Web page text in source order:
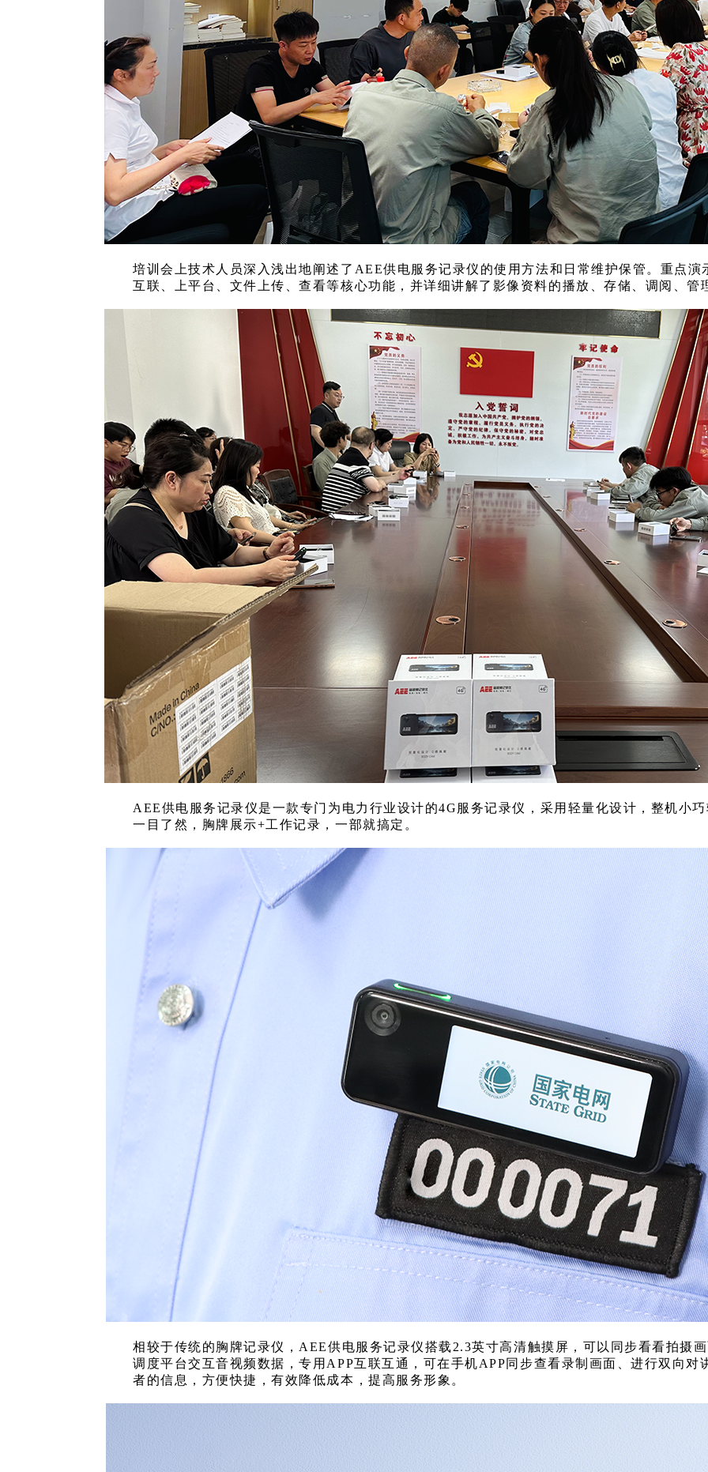
培训会上技术人员深入浅出地阐述了 AEE供电服务记录仪的使用方法和日常维护保管。重点
互联、上平台、文件上传、查看等核心功能，并详细讲解了影像资料的播放、存储、调阅、
AEE供电服务记录仪是一款专门为电力行业设计的4G服务记录仪，采用轻量化设计，整机小
一目了然，胸牌展示+工作记录，一部就搞定。
相较于传统的胸牌记录仪， AEE供电服务记录仪搭载2.3英寸高清触摸屏，可以同步看看拍摄
调度平台交互音视频数据，专用APP互联互通，可在手机APP同步查看录制画面、进行双向
者的信息，方便快捷，有效降低成本，提高服务形象。